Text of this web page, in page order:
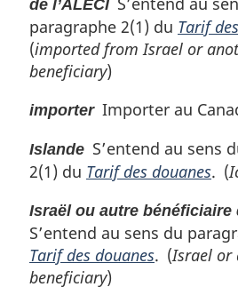
de l’ALÉCI
paragraphe 2(1) du Tarif
(imported from Israel or
beneficiary)
importerImporter au
Islande S’entend au sens
2(1) du Tarif des douanes. (
Israël ou autre bénéficiaire
S’entend au sens du
Tarif des douanes. (Israel or
beneficiary)